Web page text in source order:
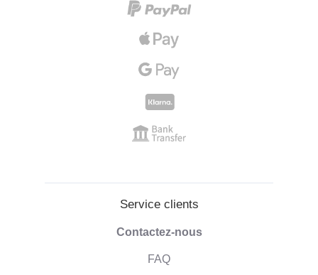
Service clients
Contactez-nous
FAQ